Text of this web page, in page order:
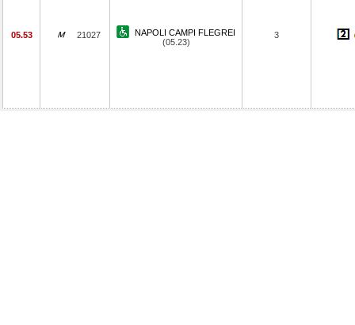
05.53 21027
NAPOLI CAMPI FLEGREI
(05.23)
3